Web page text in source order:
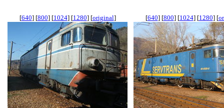
[640] [800] [1024] [1280] [original] [640] [800] [1024] [1280] [